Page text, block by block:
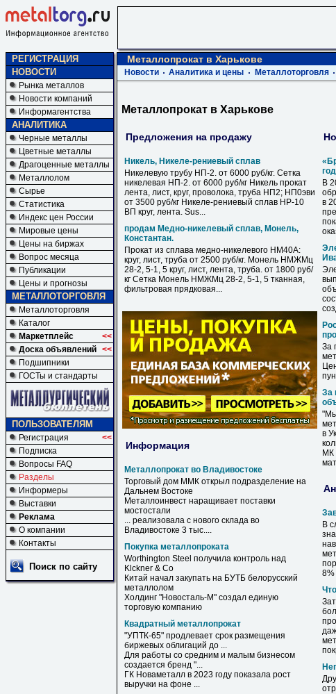
РЕГИСТРАЦИЯ
НОВОСТИ
Рынка металлов
Новости компаний
Информагентства
АНАЛИТИКА
Черные металлы
Цветные металлы
Драгоценные металлы
Металлолом
Сырье
Статистика
Индекс цен России
Мировые цены
Цены на биржах
Вопрос месяца
Публикации
Цены и прогнозы
МЕТАЛЛОТОРГОВЛЯ
Металлоторговля
Каталог
Маркетплейс
<<
Доска объявлений <<
Подшипники
ГОСТы и стандарты
ПОЛЬЗОВАТЕЛЯМ
Регистрация
<<
Подписка
Вопросы FAQ
Разделы
Информеры
Выставки
Реклама
О компании
Контакты
Поиск по сайту
Металлопрокат в Харькове
Новости Аналитика и цены Металлоторговля
Металлопрокат в Харькове
Предложения на продажу
Никель, Никеле-рениевый сплав
Никелевую трубу НП-2. от 6000 руб/кг. Сетка
никелевая НП-2. от 6000 руб/кг Никель прокат
лента, лист, круг, проволока, труба НП2; НП0эви
от 3500 руб/кг Никеле-рениевый сплав НР-10
ВП круг, лента. Sus...
продам Медно-никелевый сплав, Монель,
Константан.
Прокат из сплава медно-никелевого НМ40А:
круг, лист, труба от 2500 руб/кг. Монель НМЖМц
28-2, 5-1, 5 круг, лист, лента, труба. от 1800 руб/
кг Сетка Монель НМЖМц 28-2, 5-1, 5 тканная,
фильтровая прядковая...
Информация
Металлопрокат во Владивостоке
Торговый дом ММК открыл подразделение на
Дальнем Востоке
Металлоинвест наращивает поставки
мостостали
... реализовала с нового склада во
Владивостоке 3 тыс....
Покупка металлопроката
Worthington Steel получила контроль над
Klckner & Co
Китай начал закупать на БУТБ белорусский
металлолом
Холдинг "Новосталь-М" создал единую
торговую компанию
Квадратный металлопрокат
"УПТК-65" продлевает срок размещения
биржевых облигаций до ...
Для работы со средним и малым бизнесом
создается бренд "...
ГК Новаметалл в 2023 году показала рост
выручки на фоне ...
В
в
За
За
в
МК
В